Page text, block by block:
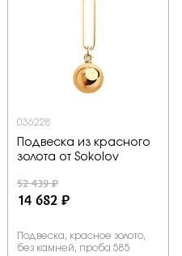
036228
Подвеска из красного
золота от Sokolov
52 439 ₽
14 682 ₽
Подвеска, красное золото,
без камней, проба 585